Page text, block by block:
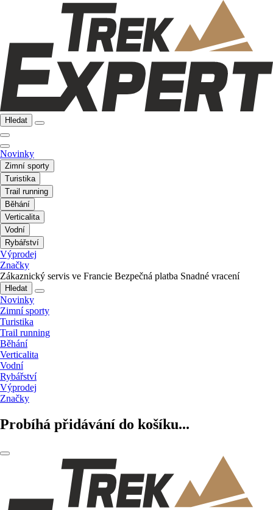
Hledat
Novinky
Zimní sporty
Turistika
Trail running
Běhání
Verticalita
Vodní
Rybářství
Výprodej
Značky
Zákaznický servis ve Francie Bezpečná platba Snadné vracení
Hledat
Novinky
Zimní sporty
Turistika
Trail running
Běhání
Verticalita
Vodní
Rybářství
Výprodej
Značky
Probíhá přidávání do košíku...